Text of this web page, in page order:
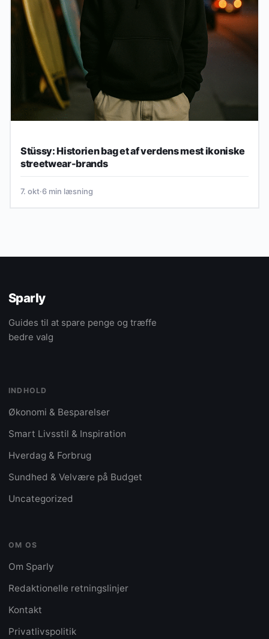
Stüssy: Historien bag et af verdens mest ikoniske
streetwear-brands
7. okt·6 min læsning
Sparly
Guides til at spare penge og træffe
bedre valg
INDHOLD
Økonomi & Besparelser
Smart Livsstil & Inspiration
Hverdag & Forbrug
Sundhed & Velvære på Budget
Uncategorized
OM OS
Om Sparly
Redaktionelle retningslinjer
Kontakt
Privatlivspolitik